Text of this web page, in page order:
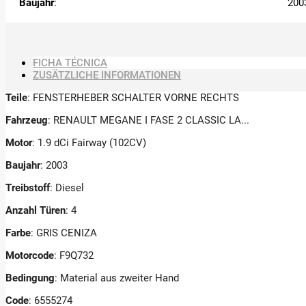
Baujahr:
FICHA TÉCNICA
ZUSÄTZLICHE INFORMATIONEN
Teile: FENSTERHEBER SCHALTER VORNE RECHTS
Fahrzeug: RENAULT MEGANE I FASE 2 CLASSIC LA...
Motor: 1.9 dCi Fairway (102CV)
Baujahr: 2003
Treibstoff: Diesel
Anzahl Türen: 4
Farbe: GRIS CENIZA
Motorcode: F9Q732
Bedingung: Material aus zweiter Hand
Code: 6555274